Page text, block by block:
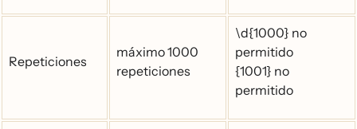
Repeticiones
máximo 1000
repeticiones
\d{1000} no
permitido
{1001} no
permitido